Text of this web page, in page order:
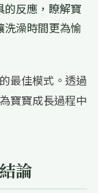
的反應，瞭解寶
澡時間更為愉
最佳模式。透過
寶寶成長過程中
論